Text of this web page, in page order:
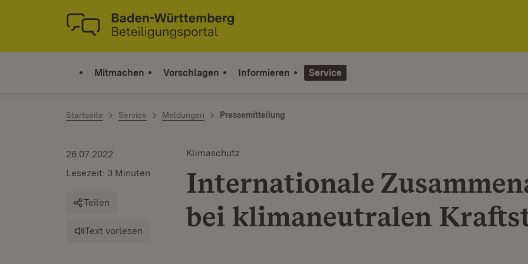
Zum Inhalt springen
Link zur Startseite
Mitmachen Vorschlagen Informieren Service
Startseite Service Meldungen Pressemitteilung
Klimaschutz
Internationale
bei klimaneutralen
26.07.2022
Lesezeit: 3 Minuten
Teilen
Text vorlesen